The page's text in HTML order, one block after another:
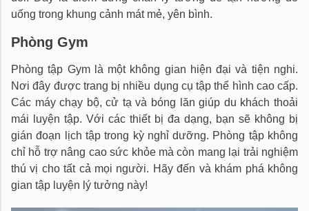
uống trong khung cảnh mát mẻ, yên bình.
Phòng Gym
Phòng tập Gym là một không gian hiện đại và tiện nghi.
Nơi đây được trang bị nhiều dụng cụ tập thể hình cao cấp.
Các máy chạy bộ, cử tạ và bóng lăn giúp du khách thoải
mái luyện tập. Với các thiết bị đa dạng, bạn sẽ không bị
gián đoạn lịch tập trong kỳ nghỉ dưỡng. Phòng tập không
chỉ hỗ trợ nâng cao sức khỏe mà còn mang lại trải nghiệm
thú vị cho tất cả mọi người. Hãy đến và khám phá không
gian tập luyện lý tưởng này!